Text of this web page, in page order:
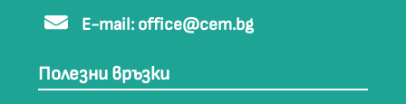
E-mail: office@cem.bg
Полезни връзки